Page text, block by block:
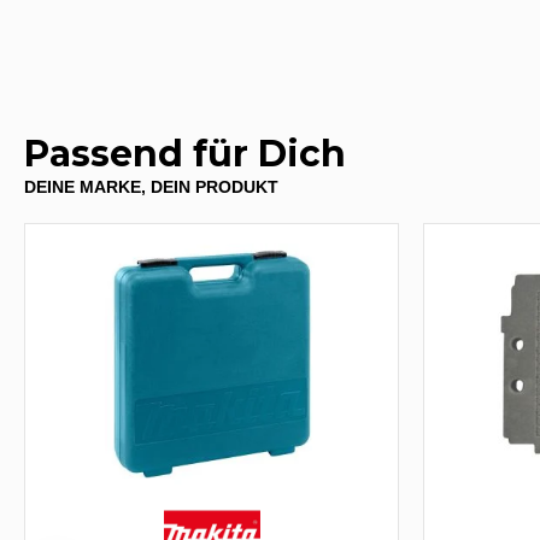
Passend für Dich
DEINE MARKE, DEIN PRODUKT